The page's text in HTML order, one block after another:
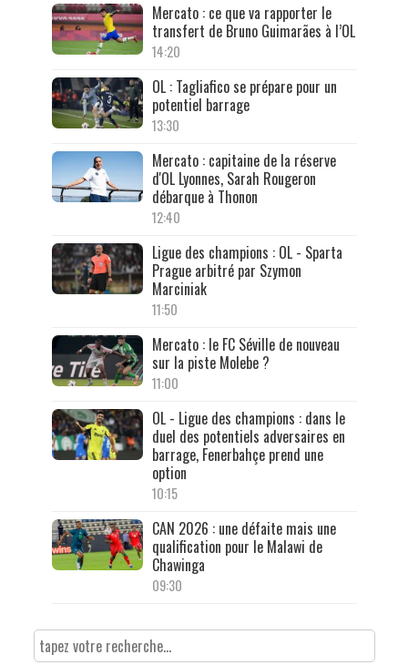
Mercato : ce que va rapporter le
transfert de Bruno Guimarães à l’OL
14:20
OL : Tagliafico se prépare pour un
potentiel barrage
13:30
Mercato : capitaine de la réserve
d'OL Lyonnes, Sarah Rougeron
débarque à Thonon
12:40
Ligue des champions : OL - Sparta
Prague arbitré par Szymon
Marciniak
11:50
Mercato : le FC Séville de nouveau
sur la piste Molebe ?
11:00
OL - Ligue des champions : dans le
duel des potentiels adversaires en
barrage, Fenerbahçe prend une
option
10:15
CAN 2026 : une défaite mais une
qualification pour le Malawi de
Chawinga
09:30